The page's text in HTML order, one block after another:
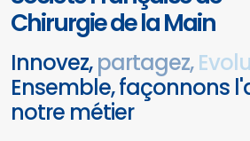
Chirurgie de la Main
Innovez,partagez,
Ensemble, façonnons
notre métier